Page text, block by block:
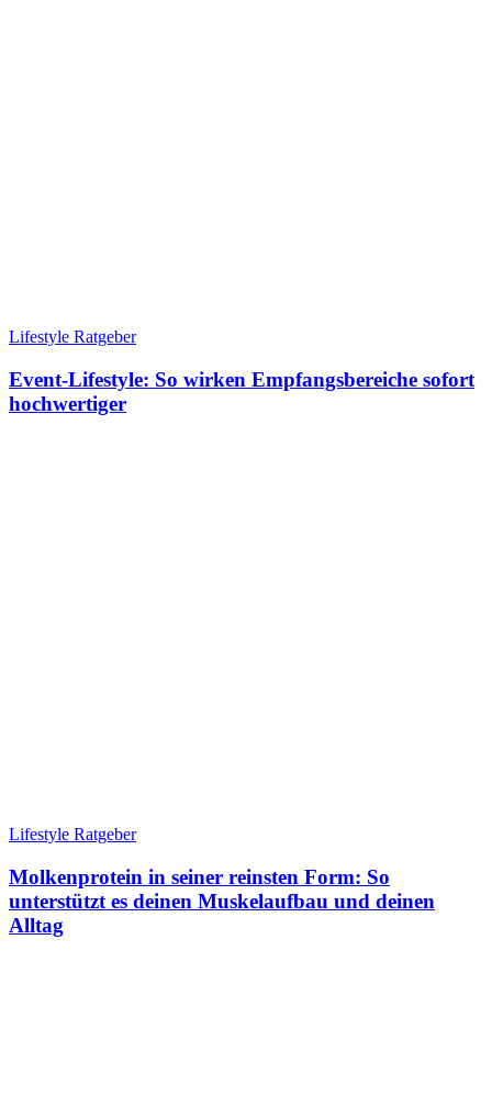
Lifestyle Ratgeber
Event-Lifestyle: So wirken Empfangsbereiche sofort
hochwertiger
Lifestyle Ratgeber
Molkenprotein in seiner reinsten Form: So
unterstützt es deinen Muskelaufbau und deinen
Alltag